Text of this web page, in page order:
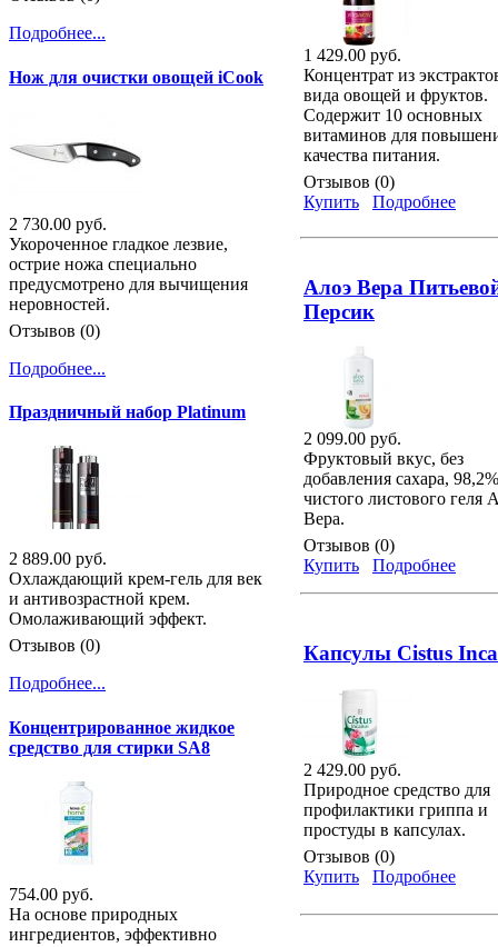
1 429.00 руб.
Концентрат из
вида овощей и фруктов.
Содержит 10 основных
витаминов для
качества питания.
Отзывов (0)
Купить
Подробнее
Алоэ Вера
Персик
2 099.00 руб.
Фруктовый вкус, без
добавления сахара, 98,2%
чистого листового геля
Вера.
Отзывов (0)
Купить
Подробнее
Капсулы Cistus
2 429.00 руб.
Природное средство для
профилактики гриппа и
простуды в капсулах.
Отзывов (0)
Купить
Подробнее
Подробнее...
Нож для очистки овощей iCook
2 730.00 руб.
Укороченное гладкое лезвие,
острие ножа специально
предусмотрено для вычищения
неровностей.
Отзывов (0)
Подробнее...
Праздничный набор Platinum
2 889.00 руб.
Охлаждающий крем-гель для век
и антивозрастной крем.
Омолаживающий эффект.
Отзывов (0)
Подробнее...
Концентрированное жидкое
средство для стирки SA8
754.00 руб.
На основе природных
ингредиентов, эффективно